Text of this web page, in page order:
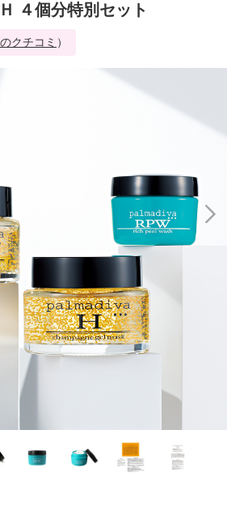
４個分特別セット
クチコミ ）